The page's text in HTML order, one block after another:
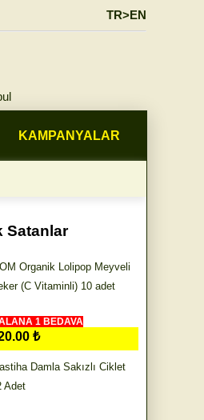
TR>EN
KAMPANYALAR
Satanlar
Organik Lolipop Meyveli
(C Vitaminli) 10 adet
1 BEDAVA
₺
Damla Sakızlı Ciklet
Adet